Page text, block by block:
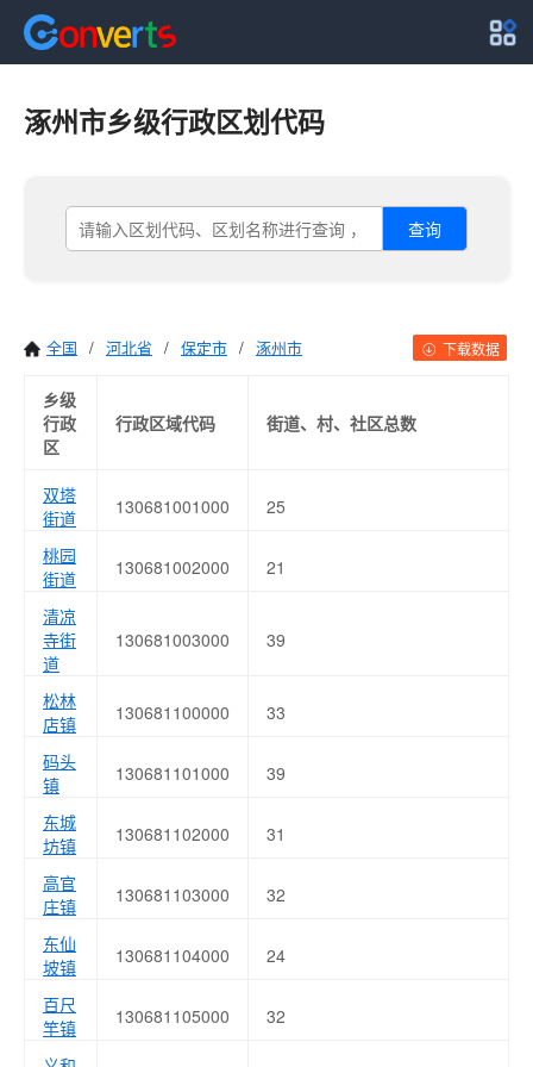
涿州市乡级行政区划代码
查询
全国 / 河北省 / 保定市 / 涿州市 下载数据
乡级
行政
区
行政区域代码 街道、村、社区总数
双塔
街道
130681001000 25
桃园
街道
130681002000 21
清凉
寺街
道
130681003000 39
松林
店镇
130681100000 33
码头
镇
130681101000 39
东城
坊镇
130681102000 31
高官
庄镇
130681103000 32
东仙
坡镇
130681104000 24
百尺
竿镇
130681105000 32